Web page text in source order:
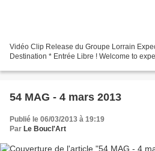
Vidéo Clip Release du Groupe Lorrain
Destination * Entrée Libre ! Welcome to
54 MAG - 4 mars 2013
Publié le 06/03/2013 à 19:19
Par Le Boucl'Art